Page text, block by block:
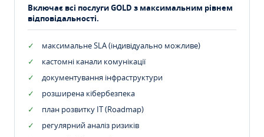
Включає всі послуги GOLD з максимальним рівнем
відповідальності.
максимальне SLA (індивідуально можливе)
кастомні канали комунікації
документування інфраструктури
розширена кібербезпека
план розвитку IT (Roadmap)
регулярний аналіз ризиків